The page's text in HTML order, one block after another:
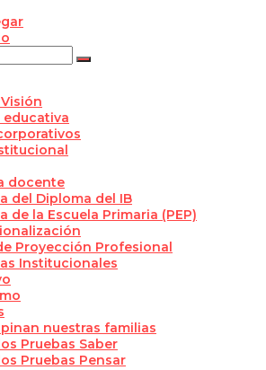
docente
del Diploma del IB
de la Escuela Primaria (PEP)
Proyección Profesional
Institucionales
nuestras familias
Pruebas Saber
Pruebas Pensar